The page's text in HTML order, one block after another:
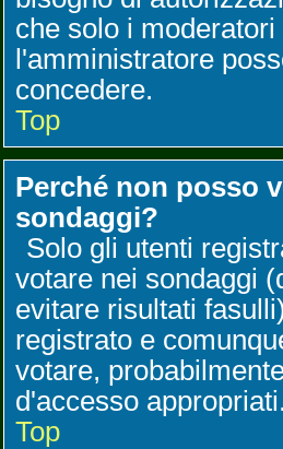
che solo i moderatori
l'amministratore
concedere.
Top
Perché non posso
sondaggi?
Solo gli utenti
votare nei sondaggi
evitare risultati
registrato e
votare,
d'accesso appropriati.
Top